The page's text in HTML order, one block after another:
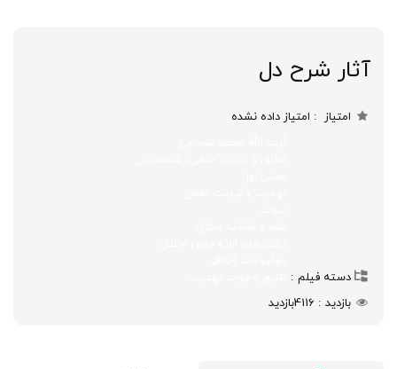
آثار شرح دل
امتیاز امتیاز داده نشده
دسته فیلم
بازدید
4116بازدید